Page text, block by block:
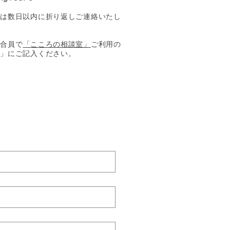
数日以内に折り返しご連絡いたし
員で 「こころの相談室」 ご利用の
にご記入ください。